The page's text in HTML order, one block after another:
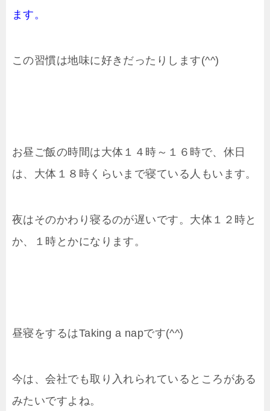
ます。
この習慣は地味に好きだったりします(^^)
お昼ご飯の時間は大体１４時～１６時で、休日
は、大体１８時くらいまで寝ている人もいます。
夜はそのかわり寝るのが遅いです。大体１２時と
か、１時とかになります。
昼寝をするはTaking a napです(^^)
今は、会社でも取り入れられているところがある
みたいですよね。